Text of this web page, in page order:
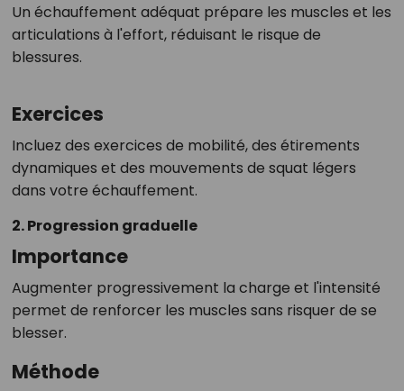
Un échauffement adéquat prépare les muscles et les
articulations à l'effort, réduisant le risque de
blessures.
Exercices
Incluez des exercices de mobilité, des étirements
dynamiques et des mouvements de squat légers
dans votre échauffement.
2. Progression graduelle
Importance
Augmenter progressivement la charge et l'intensité
permet de renforcer les muscles sans risquer de se
blesser.
Méthode